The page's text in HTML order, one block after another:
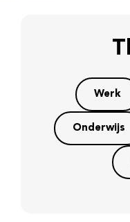
Werk
Onderwijs